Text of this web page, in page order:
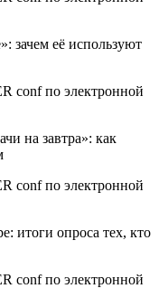
зачем её используют
на завтра»: как
итоги опроса тех, кто